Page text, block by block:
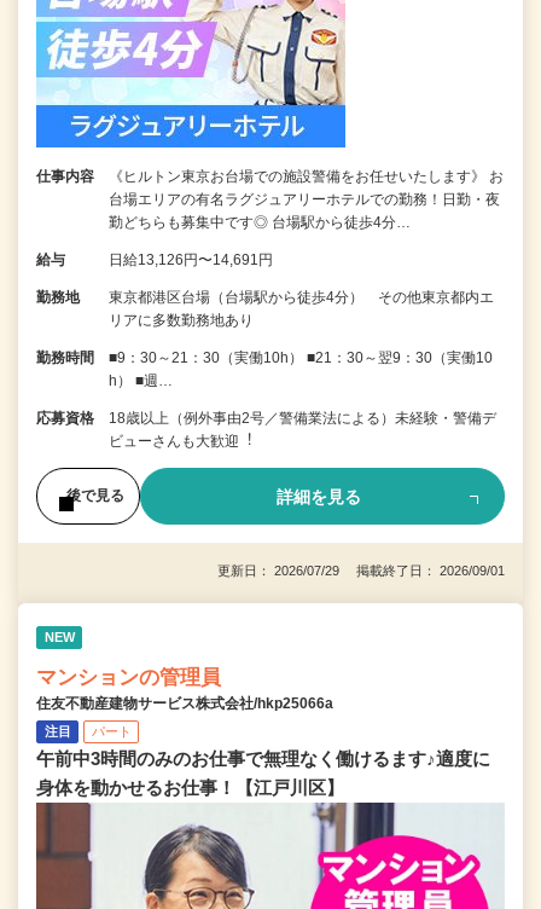
仕事内容
《ヒルトン東京お台場での施設警備をお任せいたします》 お
台場エリアの有名ラグジュアリーホテルでの勤務！日勤・夜
勤どちらも募集中です◎ 台場駅から徒歩4分…
給与 日給13,126円〜14,691円
勤務地
東京都港区台場（台場駅から徒歩4分） その他東京都内エ
リアに多数勤務地あり
勤務時間
■9：30～21：30（実働10h） ■21：30～翌9：30（実働10
h） ■週…
応募資格
18歳以上（例外事由2号／警備業法による）未経験・警備デ
ビューさんも⼤歓迎︕
後で見る 詳細を見る
更新日： 2026/07/29 掲載終了日： 2026/09/01
NEW
マンションの管理員
住友不動産建物サービス株式会社/hkp25066a
注目 パート
午前中3時間のみのお仕事で無理なく働けるます♪適度に
身体を動かせるお仕事！【江戸川区】